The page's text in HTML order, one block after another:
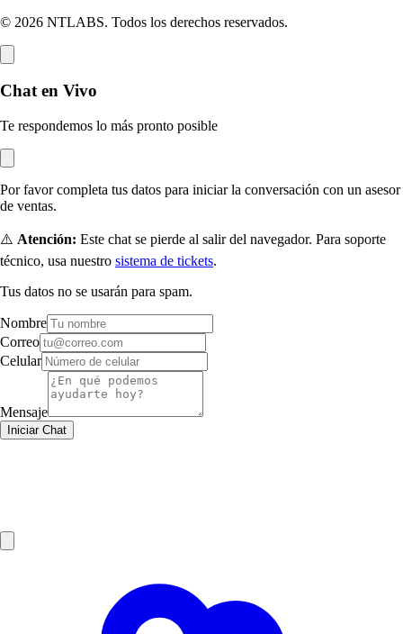
© 2026 NTLABS. Todos los derechos reservados.
Chat en Vivo
Te respondemos lo más pronto posible
Por favor completa tus datos para iniciar la conversación con un asesor
de ventas.
⚠️ Atención: Este chat se pierde al salir del navegador. Para soporte
técnico, usa nuestro sistema de tickets.
Tus datos no se usarán para spam.
Nombre
Correo
Celular
Mensaje
Iniciar Chat